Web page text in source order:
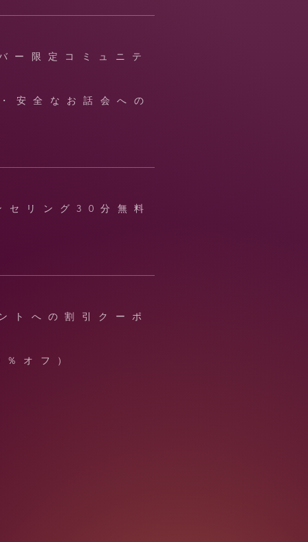
ー限定コミュニテ
安全なお話会への
セリング30分無料
トへの割引クーポ
オフ）